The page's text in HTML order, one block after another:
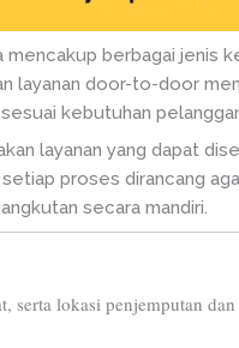
mencakup berbagai jenis
layanan door-to-door
kebutuhan
layanan yang dapat
proses dirancang
secara mandiri.
serta lokasi penjemputan